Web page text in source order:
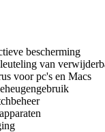
bescherming
van
voor pc's en Macs